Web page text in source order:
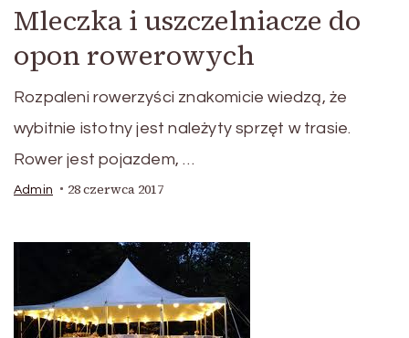
Mleczka i uszczelniacze do
opon rowerowych
Rozpaleni rowerzyści znakomicie wiedzą, że
wybitnie istotny jest należyty sprzęt w trasie.
Rower jest pojazdem, …
Admin 28 czerwca 2017